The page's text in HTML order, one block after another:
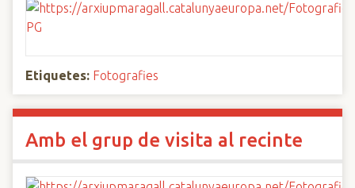
Etiquetes: Fotografies
Amb el grup de visita al recinte